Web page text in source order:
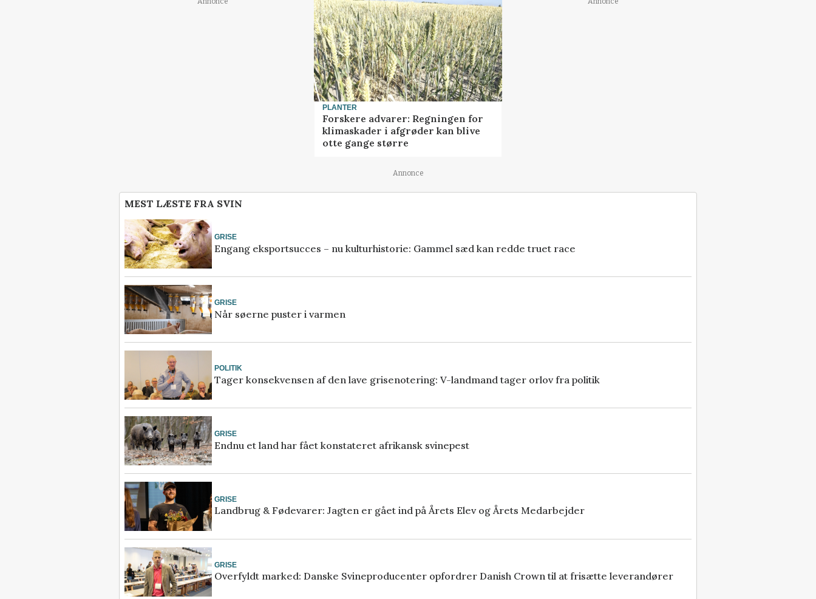
PLANTER
Forskere advarer: Regningen for
klimaskader i afgrøder kan blive
otte gange større
Annonce
MEST LÆSTE FRA SVIN
GRISE
Engang eksportsucces – nu kulturhistorie: Gammel sæd kan redde truet race
GRISE
Når søerne puster i varmen
POLITIK
Tager konsekvensen af den lave grisenotering: V-landmand tager orlov fra politik
GRISE
Endnu et land har fået konstateret afrikansk svinepest
GRISE
Landbrug & Fødevarer: Jagten er gået ind på Årets Elev og Årets Medarbejder
GRISE
Overfyldt marked: Danske Svineproducenter opfordrer Danish Crown til at frisætte leverandører